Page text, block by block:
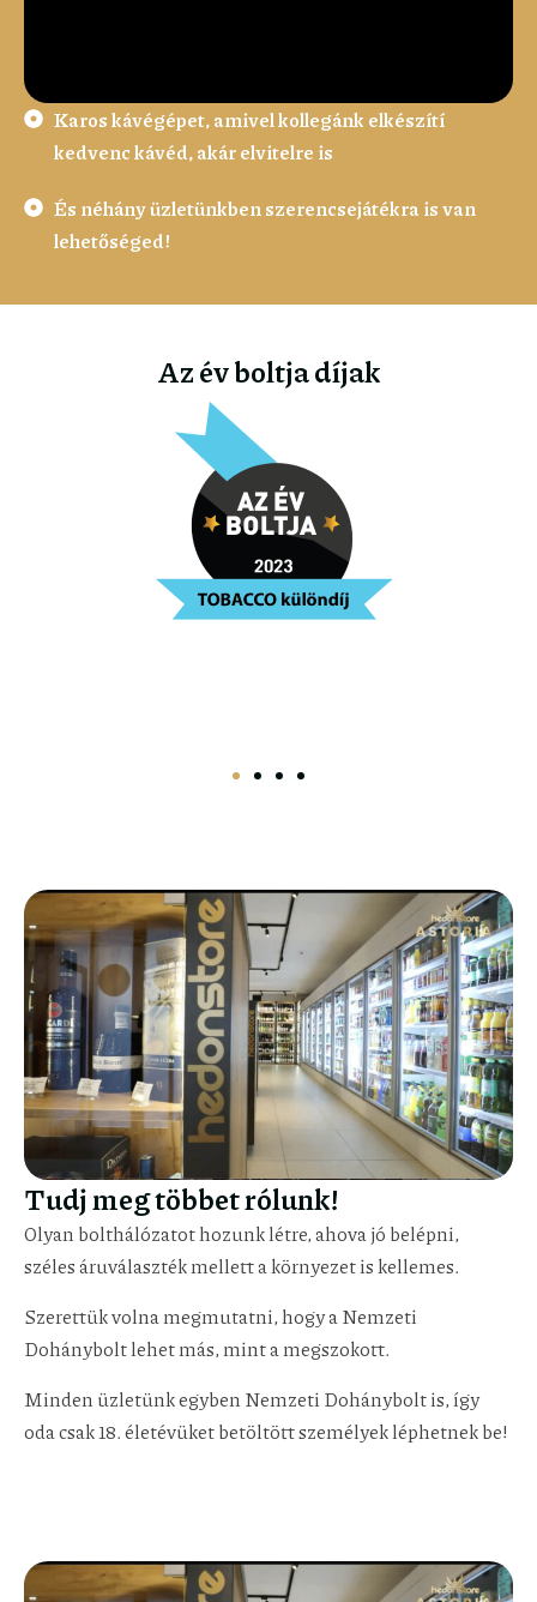
Karos kávégépet, amivel kollegánk elkészítí
kedvenc kávéd, akár elvitelre is
És néhány üzletünkben szerencsejátékra is van
lehetőséged!
Az év boltja díjak
Tudj meg többet rólunk!
Olyan bolthálózatot hozunk létre, ahova jó belépni,
széles áruválaszték mellett a környezet is kellemes.
Szerettük volna megmutatni, hogy a Nemzeti
Dohánybolt lehet más, mint a megszokott.
Minden üzletünk egyben Nemzeti Dohánybolt is, így
oda csak 18. életévüket betöltött személyek léphetnek be!